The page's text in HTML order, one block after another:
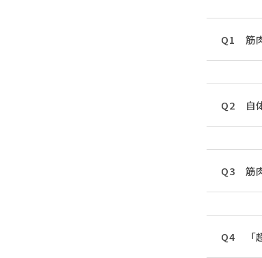
Q1 筋
Q2 自
Q3 筋
Q4 「